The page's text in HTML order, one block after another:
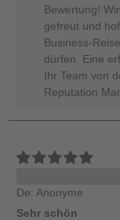
Bewertung!
gefreut und
Business-
dürfen. Eine
Ihr Team von
Reputation
De: Anonyme
Sehr schön